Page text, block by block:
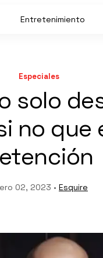
Entretenimiento
Especiales
solo
no que
02, 2023 • Esquire